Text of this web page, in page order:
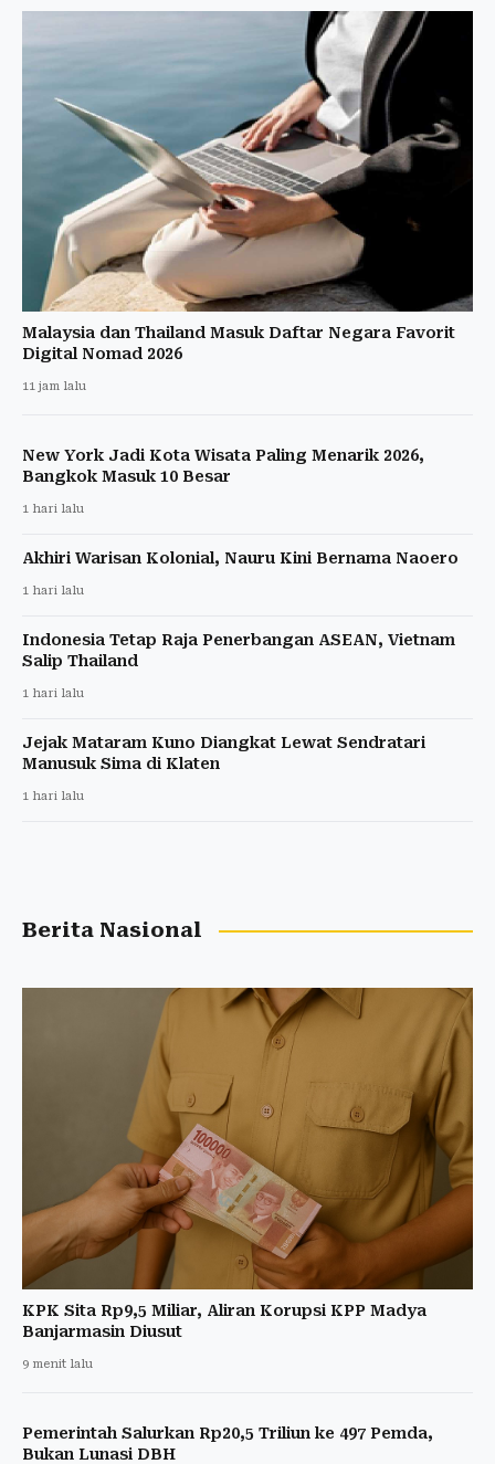
Malaysia dan Thailand Masuk Daftar Negara Favorit
Digital Nomad 2026
11 jam lalu
New York Jadi Kota Wisata Paling Menarik 2026,
Bangkok Masuk 10 Besar
1 hari lalu
Akhiri Warisan Kolonial, Nauru Kini Bernama Naoero
1 hari lalu
Indonesia Tetap Raja Penerbangan ASEAN, Vietnam
Salip Thailand
1 hari lalu
Jejak Mataram Kuno Diangkat Lewat Sendratari
Manusuk Sima di Klaten
1 hari lalu
Berita Nasional
KPK Sita Rp9,5 Miliar, Aliran Korupsi KPP Madya
Banjarmasin Diusut
9 menit lalu
Pemerintah Salurkan Rp20,5 Triliun ke 497 Pemda,
Bukan Lunasi DBH